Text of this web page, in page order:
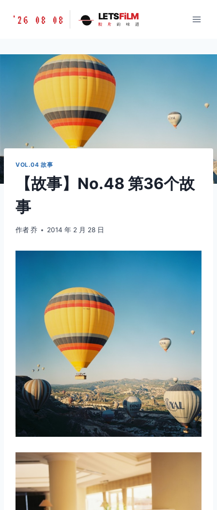
胶
味
LETSFILM
'26 08 08 LETSFiLM
胶 片 的 味 道
VOL.04 故事
【故事】No.48 第36个故
事
作者乔 2014 年 2 月 28 日